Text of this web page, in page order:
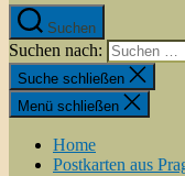
Suchen
Suchen nach:
Suche schließen
Menü schließen
Home
Postkarten aus